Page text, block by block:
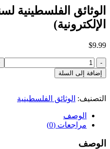
الإلكترونية)
$9.99
كمية
الوثائق
الفلسطينية
2011
الإلكترونية)
إضافة إلى السلة
التصنيف: الوثائق الفلسطينية
الوصف
مراجعات (0)
الوصف